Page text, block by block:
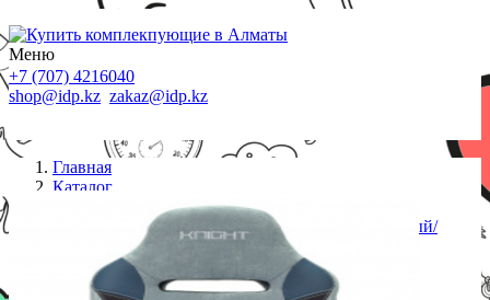
Меню
+7 (707) 4216040
shop@idp.kz zakaz@idp.kz
Главная
Каталог
Кресло игровое Zombie VIKING 6 KNIGHT серый/
голубой ткань с подголов. крестовина металл